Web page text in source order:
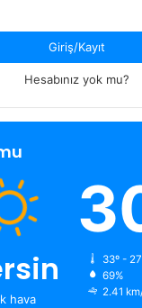
Giriş/Kayıt
Hesabınız yok mu?
hava
33º -
69%
2.41